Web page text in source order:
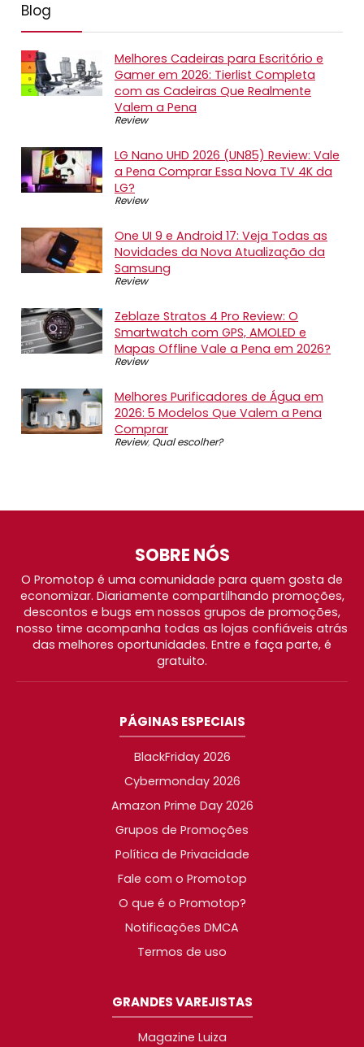
Blog
Melhores Cadeiras para Escritório e
Gamer em 2026: Tierlist Completa
com as Cadeiras Que Realmente
Valem a Pena
Review
LG Nano UHD 2026 (UN85) Review: Vale
a Pena Comprar Essa Nova TV 4K da
LG?
Review
One UI 9 e Android 17: Veja Todas as
Novidades da Nova Atualização da
Samsung
Review
Zeblaze Stratos 4 Pro Review: O
Smartwatch com GPS, AMOLED e
Mapas Offline Vale a Pena em 2026?
Review
Melhores Purificadores de Água em
2026: 5 Modelos Que Valem a Pena
Comprar
Review, Qual escolher?
SOBRE NÓS
O Promotop é uma comunidade para quem gosta de
economizar. Diariamente compartilhando promoções,
descontos e bugs em nossos grupos de promoções,
nosso time acompanha todas as lojas confiáveis atrás
das melhores oportunidades. Entre e faça parte, é
gratuito.
PÁGINAS ESPECIAIS
BlackFriday 2026
Cybermonday 2026
Amazon Prime Day 2026
Grupos de Promoções
Política de Privacidade
Fale com o Promotop
O que é o Promotop?
Notificações DMCA
Termos de uso
GRANDES VAREJISTAS
Magazine Luiza